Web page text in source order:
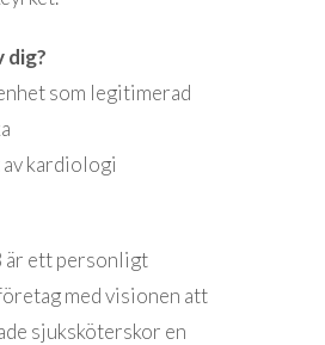
dig?
som legitimerad
kardiologi
är ett personligt
med visionen att
sjuksköterskor en